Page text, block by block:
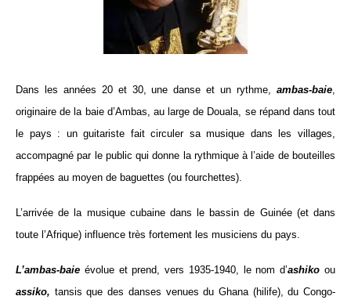
Dans les années 20 et 30, une danse et un rythme, ambas-baie,
originaire de la baie d’Ambas, au large de Douala, se répand dans tout
le pays : un guitariste fait circuler sa musique dans les villages,
accompagné par le public qui donne la rythmique à l’aide de bouteilles
frappées au moyen de baguettes (ou fourchettes).
L’arrivée de la musique cubaine dans le bassin de Guinée (et dans
toute l’Afrique) influence très fortement les musiciens du pays.
L’ambas-baie évolue et prend, vers 1935-1940, le nom d’ashikoou
assiko, tansis que des danses venues du Ghana (hilife), du Congo-